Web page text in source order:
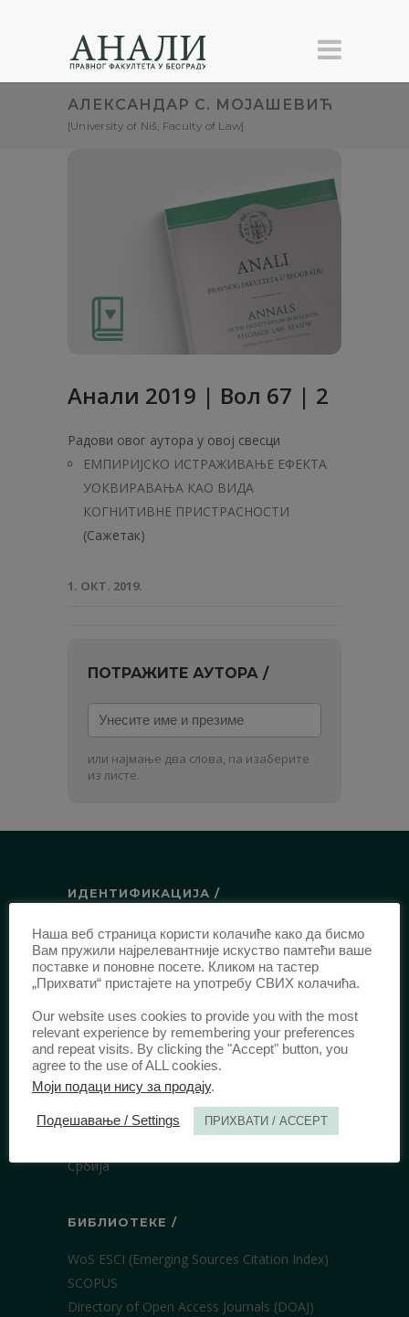
АЛЕКСАНДАР С. МОЈАШЕВИЋ
[University of Niš, Faculty of Law]
Анали 2019 | Вол 67 | 2
Радови овог аутора у овој свесци
ЕМПИРИЈСКО ИСТРАЖИВАЊЕ ЕФЕКТА
УОКВИРАВАЊА КАО ВИДА
КОГНИТИВНЕ ПРИСТРАСНОСТИ
(Сажетак)
1. ОКТ. 2019.
ПОТРАЖИТЕ АУТОРА /
Унесите
име
и
презиме
или најмање два слова, па изаберите
из листе.
ИДЕНТИФИКАЦИЈА /
ISSN:0003-2565(Штампано издање)
еISSN:2406-2693(Онлајн издање)
DOI:10.51204/Anali_PFBU_1906
ИЗДАВАЧ /
Правни факултет Универзитета у
Београду
Булевар краља Александра 67
Србија
БИБЛИОТЕКЕ /
WoS ESCI (Emerging Sources Citation Index)
SCOPUS
Directory of Open Access Journals (DOAJ)
Наша веб страница користи колачиће како да бисмо
Вам пружили најрелевантније искуство памтећи ваше
поставке и поновне посете. Кликом на тастер
„Прихвати“ пристајете на употребу СВИХ колачића.
Our website uses cookies to provide you with the most
relevant experience by remembering your preferences
and repeat visits. By clicking the "Accept" button, you
agree to the use of ALL cookies.
Моји подаци нису за продају.
Подешавање / Settings ПРИХВАТИ / ACCEPT